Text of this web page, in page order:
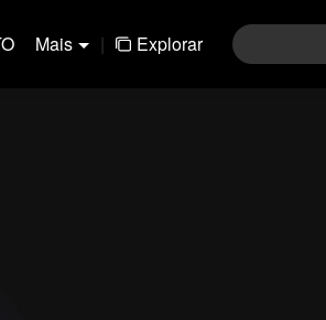
Mais | Explorar